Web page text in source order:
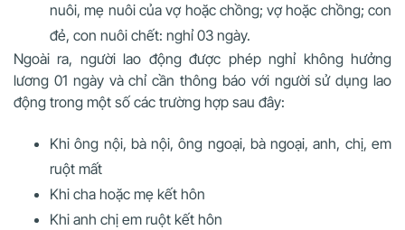
nuôi, mẹ nuôi của vợ hoặc chồng; vợ hoặc chồng; con
đẻ, con nuôi chết: nghỉ 03 ngày.
Ngoài ra, người lao động được phép nghỉ không hưởng
lương 01 ngày và chỉ cần thông báo với người sử dụng lao
động trong một số các trường hợp sau đây:
Khi ông nội, bà nội, ông ngoại, bà ngoại, anh, chị, em
ruột mất
Khi cha hoặc mẹ kết hôn
Khi anh chị em ruột kết hôn